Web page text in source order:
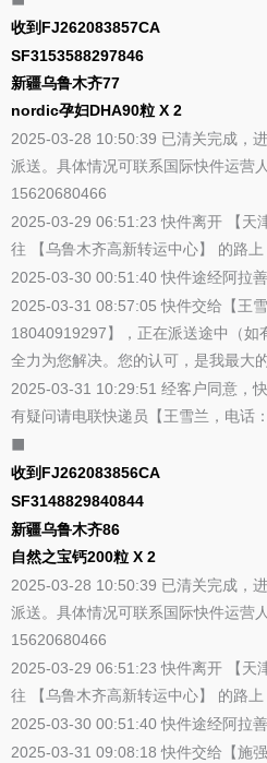
收到FJ262083857CA
SF3153588297846
新疆乌鲁木齐77
nordic孕妇DHA90粒 X 2
2025-03-28 10:50:39 已清关完成，
派送。具体情况可联系国际快件运营
15620680466
2025-03-29 06:51:23 快件离开 【天
往 【乌鲁木齐高新转运中心】 的路上
2025-03-30 00:51:40 快件途经阿拉
2025-03-31 08:57:05 快件交给【王雪
18040919297】，正在派送途中（如
全力为您解决。您的认可，是我最大
2025-03-31 10:29:51 经客户同意，
有疑问请电联快递员【王雪兰，电话
收到FJ262083856CA
SF3148829840844
新疆乌鲁木齐86
自然之宝钙200粒 X 2
2025-03-28 10:50:39 已清关完成，
派送。具体情况可联系国际快件运营
15620680466
2025-03-29 06:51:23 快件离开 【天
往 【乌鲁木齐高新转运中心】 的路上
2025-03-30 00:51:40 快件途经阿拉
2025-03-31 09:08:18 快件交给【施强